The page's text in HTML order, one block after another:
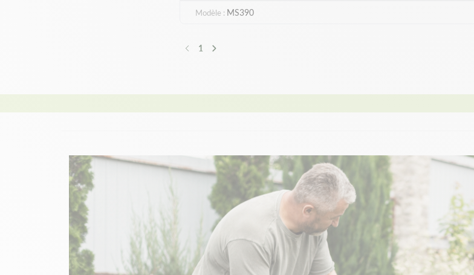
Modèle MS390
Précédent
1 Suivant